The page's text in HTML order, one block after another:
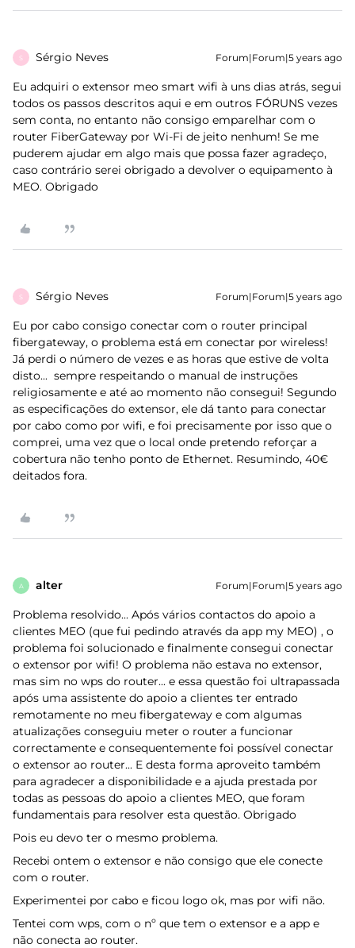
S Sérgio Neves Forum|Forum|5 years ago
Eu adquiri o extensor meo smart wifi à uns dias atrás, segui
todos os passos descritos aqui e em outros FÓRUNS vezes
sem conta, no entanto não consigo emparelhar com o
router FiberGateway por Wi-Fi de jeito nenhum! Se me
puderem ajudar em algo mais que possa fazer agradeço,
caso contrário serei obrigado a devolver o equipamento à
MEO. Obrigado
S Sérgio Neves Forum|Forum|5 years ago
Eu por cabo consigo conectar com o router principal
fibergateway, o problema está em conectar por wireless!
Já perdi o número de vezes e as horas que estive de volta
disto... sempre respeitando o manual de instruções
religiosamente e até ao momento não consegui! Segundo
as especificações do extensor, ele dá tanto para conectar
por cabo como por wifi, e foi precisamente por isso que o
comprei, uma vez que o local onde pretendo reforçar a
cobertura não tenho ponto de Ethernet. Resumindo, 40€
deitados fora.
A alter Forum|Forum|5 years ago
Problema resolvido... Após vários contactos do apoio a
clientes MEO (que fui pedindo através da app my MEO) , o
problema foi solucionado e finalmente consegui conectar
o extensor por wifi! O problema não estava no extensor,
mas sim no wps do router... e essa questão foi ultrapassada
após uma assistente do apoio a clientes ter entrado
remotamente no meu fibergateway e com algumas
atualizações conseguiu meter o router a funcionar
correctamente e consequentemente foi possível conectar
o extensor ao router... E desta forma aproveito também
para agradecer a disponibilidade e a ajuda prestada por
todas as pessoas do apoio a clientes MEO, que foram
fundamentais para resolver esta questão. Obrigado
Pois eu devo ter o mesmo problema.
Recebi ontem o extensor e não consigo que ele conecte
com o router.
Experimentei por cabo e ficou logo ok, mas por wifi não.
Tentei com wps, com o nº que tem o extensor e a app e
não conecta ao router.